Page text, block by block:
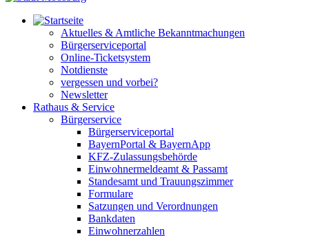
Aktuelles & Amtliche Bekanntmachungen
Bürgerserviceportal
Online-Ticketsystem
Notdienste
vergessen und vorbei?
Newsletter
Rathaus & Service
Bürgerservice
Bürgerserviceportal
BayernPortal & BayernApp
KFZ-Zulassungsbehörde
Einwohnermeldeamt & Passamt
Standesamt und Trauungszimmer
Formulare
Satzungen und Verordnungen
Bankdaten
Einwohnerzahlen